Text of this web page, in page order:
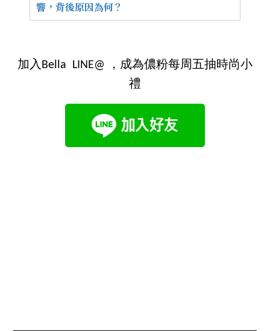
響，背後原因為何？
加入Bella LINE@ ，成為儂粉每周五抽時尚小
禮